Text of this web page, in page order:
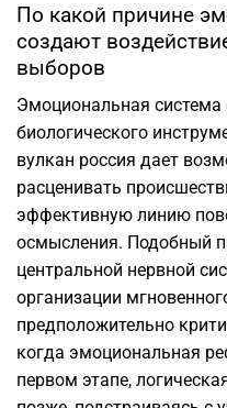
По какой причине
создают
выборов
Эмоциональная
биологического
вулкан россия дает
расценивать
эффективную линию
осмысления. Подобный
центральной нервной
организации
предположительно
когда эмоциональная
первом этапе,